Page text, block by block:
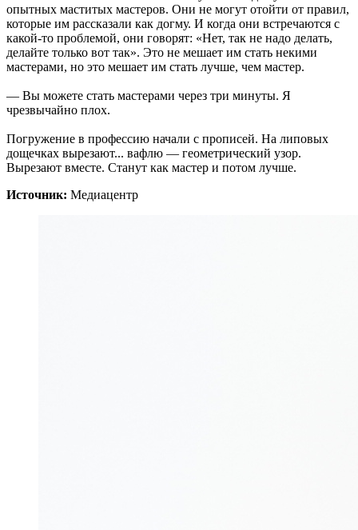
опытных маститых мастеров. Они не могут отойти от правил,
которые им рассказали как догму. И когда они встречаются с
какой-то проблемой, они говорят: «Нет, так не надо делать,
делайте только вот так». Это не мешает им стать некими
мастерами, но это мешает им стать лучше, чем мастер.
— Вы можете стать мастерами через три минуты. Я
чрезвычайно плох.
Погружение в профессию начали с прописей. На липовых
дощечках вырезают... вафлю — геометрический узор.
Вырезают вместе. Станут как мастер и потом лучше.
Источник: Медиацентр